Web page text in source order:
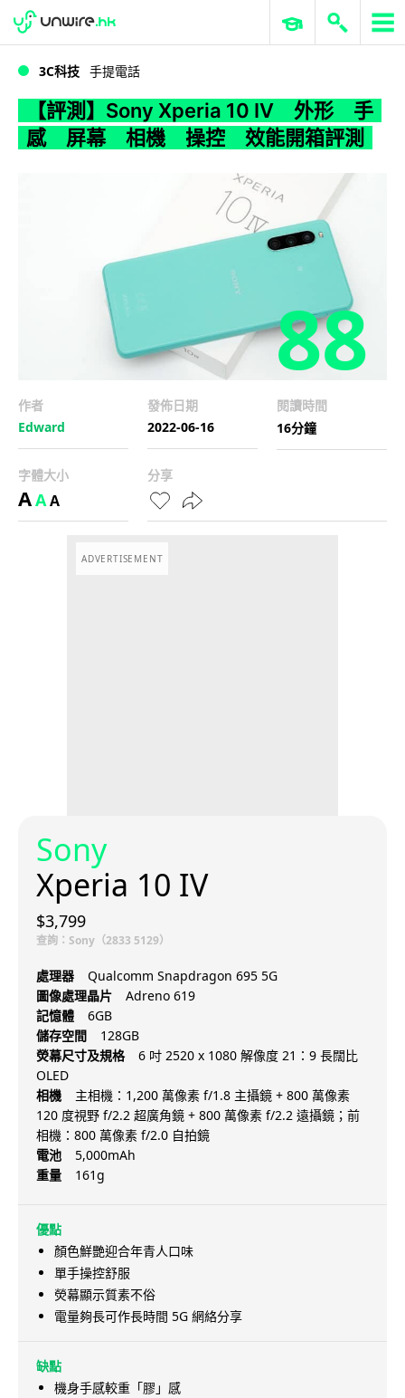
WWDC 2026 ERP 與商業 AI
3C科技 手提電話
【評測】Sony Xperia 10 IV 外形 手
感 屏幕 相機 操控 效能開箱評測
88
作者
Edward
發佈日期
2022-06-16
閱讀時間
16分鐘
字體大小
AAA
分享
ADVERTISEMENT
Sony
Xperia 10 IV
$3,799
查詢：Sony（2833 5129）
處理器
Qualcomm Snapdragon 695 5G
圖像處理晶片
Adreno 619
記憶體
6GB
儲存空間
128GB
熒幕尺寸及規格
6 吋 2520 x 1080 解像度 21：9 長闊比
OLED
相機
主相機：1,200 萬像素 f/1.8 主攝鏡 + 800 萬像素
120 度視野 f/2.2 超廣角鏡 + 800 萬像素 f/2.2 遠攝鏡；前
相機：800 萬像素 f/2.0 自拍鏡
電池
5,000mAh
重量
161g
優點
顏色鮮艷迎合年青人口味
單手操控舒服
熒幕顯示質素不俗
電量夠長可作長時間 5G 網絡分享
缺點
機身手感較重「膠」感